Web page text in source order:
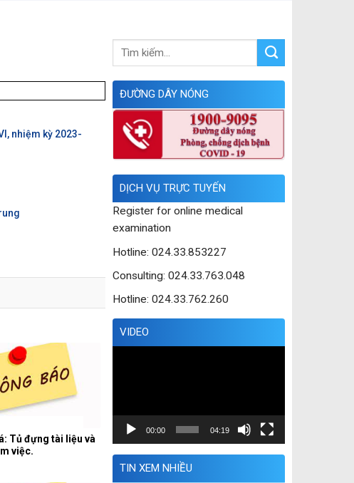
nhiệm kỳ 2023-
Tủ đựng tài liệu và
việc.
ĐƯỜNG DÂY NÓNG
DỊCH VỤ TRỰC TUYẾN
Register for online medical
examination
Hotline: 024.33.853227
Consulting: 024.33.763.048
Hotline: 024.33.762.260
VIDEO
00:00 04:19
TIN XEM NHIỀU